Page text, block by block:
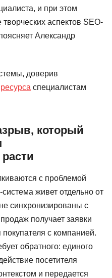
и при этом
аспектов SEO-
Александр
доверив
специалистам
который
с проблемой
живет отдельно от
синхронизированы с
получает заявки
с компанией.
обратного: единого
посетителя
и передается